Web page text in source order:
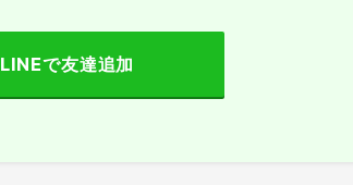
LINEで友達追加